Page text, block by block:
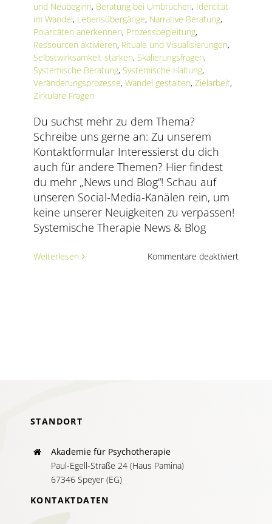
SERVICE
SUCHE
NACH:
und Neubeginn, Beratung bei Umbrüchen, Identität
im Wandel, Lebensübergänge, Narrative Beratung,
Polaritäten anerkennen, Prozessbegleitung,
Ressourcen aktivieren, Rituale und Visualisierungen,
Selbstwirksamkeit stärken, Skalierungsfragen,
Systemische Beratung, Systemische Haltung,
Veränderungsprozesse, Wandel gestalten, Zielarbeit,
Zirkuläre Fragen
Du suchst mehr zu dem Thema?
Schreibe uns gerne an: Zu unserem
Kontaktformular Interessierst du dich
auch für andere Themen? Hier findest
du mehr „News und Blog“! Schau auf
unseren Social-Media-Kanälen rein, um
keine unserer Neuigkeiten zu verpassen!
Systemische Therapie News & Blog
Weiterlesen Kommentare deaktiviertfür
STANDORT
Akademie für Psychotherapie
Paul-Egell-Straße 24 (Haus Pamina)
67346 Speyer (EG)
KONTAKTDATEN